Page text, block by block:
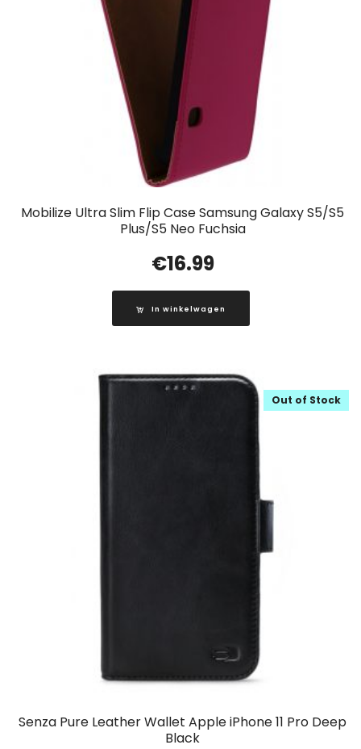
Mobilize Ultra Slim Flip Case Samsung Galaxy S5/S5
Plus/S5 Neo Fuchsia
€16.99
In winkelwagen
Senza Pure Leather Wallet Apple iPhone 11 Pro Deep
Black
Out of Stock